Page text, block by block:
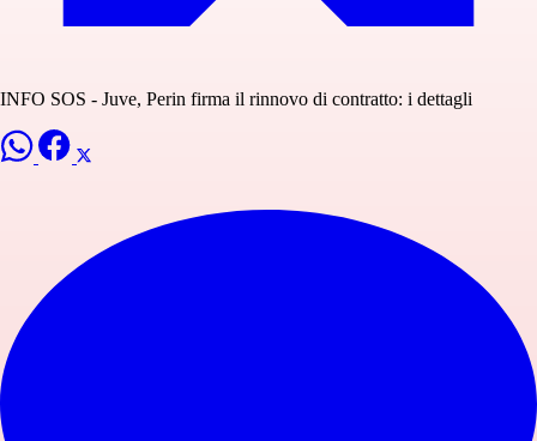
INFO SOS - Juve, Perin firma il rinnovo di contratto: i dettagli